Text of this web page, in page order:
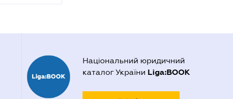
Національний юридичний
каталог України Liga:BOOK